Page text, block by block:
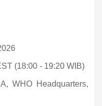
(18:00 - 19:20 WIB)
WHO Headquarters,